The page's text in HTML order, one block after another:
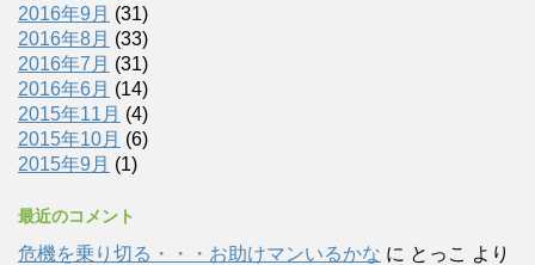
2016年9月 (31)
2016年8月 (33)
2016年7月 (31)
2016年6月 (14)
2015年11月 (4)
2015年10月 (6)
2015年9月 (1)
最近のコメント
危機を乗り切る・・・お助けマンいるかな に とっこ より